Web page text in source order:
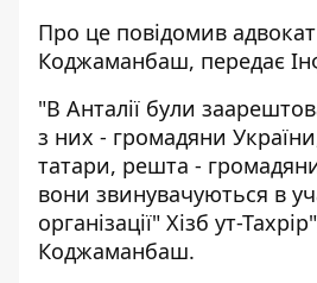
Про це повідомив
Коджаманбаш, передає
"В Анталії були
з них - громадяни
татари, решта -
вони звинувачуються в
організації" Хізб ут-
Коджаманбаш.